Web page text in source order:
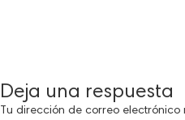
Deja una respuesta
Tu dirección de correo